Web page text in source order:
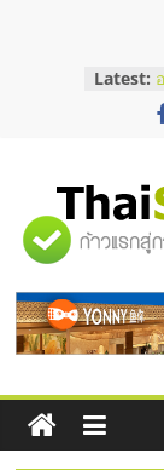
Latest:
"ศูนย์
รวม
ข้อมูล
ธุรกิจ